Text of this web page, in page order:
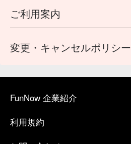
ご利用案内
変更・キャンセルポリシー
FunNow 企業紹介
利用規約